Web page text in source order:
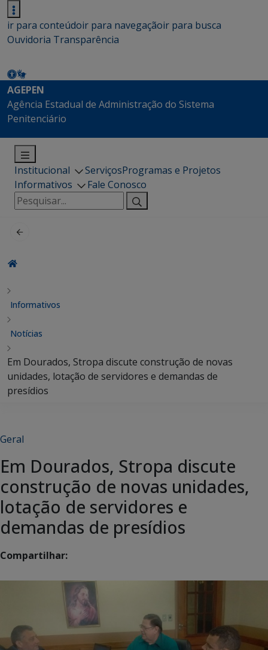
ir para conteúdoir para navegaçãoir para busca
Ouvidoria Transparência
AGEPEN
Agência Estadual de Administração do Sistema
Penitenciário
Institucional ServiçosProgramas e Projetos
Informativos
Fale Conosco
Pesquisar
por:
Informativos
Notícias
Em Dourados, Stropa discute construção de novas
unidades, lotação de servidores e demandas de
presídios
Geral
Em Dourados, Stropa discute
construção de novas unidades,
lotação de servidores e
demandas de presídios
Compartilhar: